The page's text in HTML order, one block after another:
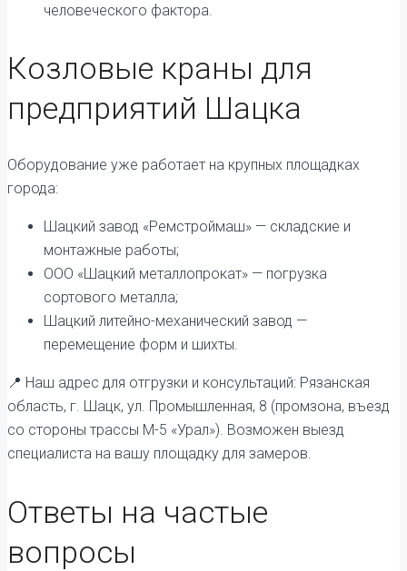
человеческого фактора.
Козловые краны для
предприятий Шацка
Оборудование уже работает на крупных площадках
города:
Шацкий завод «Ремстроймаш» — складские и
монтажные работы;
ООО «Шацкий металлопрокат» — погрузка
сортового металла;
Шацкий литейно-механический завод —
перемещение форм и шихты.
📍 Наш адрес для отгрузки и консультаций: Рязанская
область, г. Шацк, ул. Промышленная, 8 (промзона, въезд
со стороны трассы М-5 «Урал»). Возможен выезд
специалиста на вашу площадку для замеров.
Ответы на частые
вопросы